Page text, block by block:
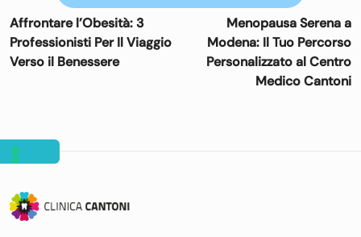
Navigazione
articoli
Affrontare l’Obesità: 3
Professionisti Per Il Viaggio
Verso il Benessere
Menopausa Serena a
Modena: Il Tuo Percorso
Personalizzato al Centro
Medico Cantoni